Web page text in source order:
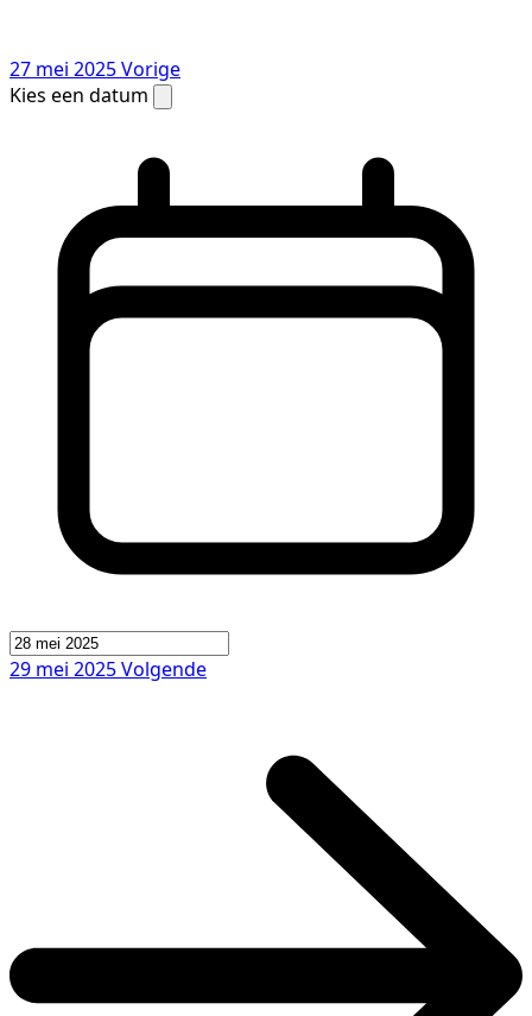
27 mei 2025Vorige
Kies een datum
29 mei 2025Volgende